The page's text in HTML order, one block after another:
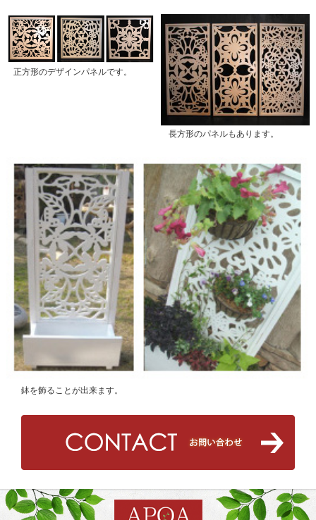
正方形のデザインパネルです。
長方形のパネルもあります。
鉢を飾ることが出来ます。